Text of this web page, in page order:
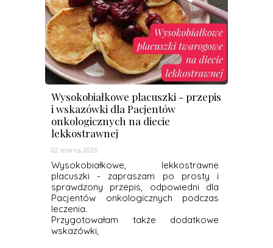
Wysokobiałkowe placuszki - przepis
i wskazówki dla Pacjentów
onkologicznych na diecie
lekkostrawnej
02 marca 2026
Wysokobiałkowe, lekkostrawne
placuszki - zapraszam po prosty i
sprawdzony przepis, odpowiedni dla
Pacjentów onkologicznych podczas
leczenia.
Przygotowałam także dodatkowe
wskazówki,